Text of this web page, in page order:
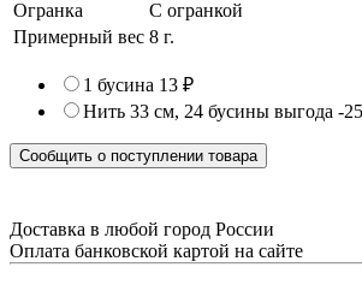
Огранка
С огранкой
Примерный вес 8 г.
1 бусина 13 ₽
Нить 33 см, 24 бусины выгода -
Сообщить о поступлении товара
Доставка в любой город России
Оплата банковской картой на сайте